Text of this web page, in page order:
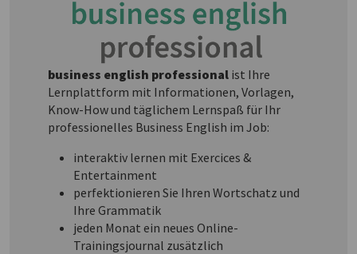
business english professional ist Ihre
Lernplattform mit Informationen, Vorlagen,
Know-How und täglichem Lernspaß für Ihr
professionelles Business English im Job:
interaktiv lernen mit Exercices &
Entertainment
perfektionieren Sie Ihren Wortschatz und
Ihre Grammatik
jeden Monat ein neues Online-
Trainingsjournal zusätzlich